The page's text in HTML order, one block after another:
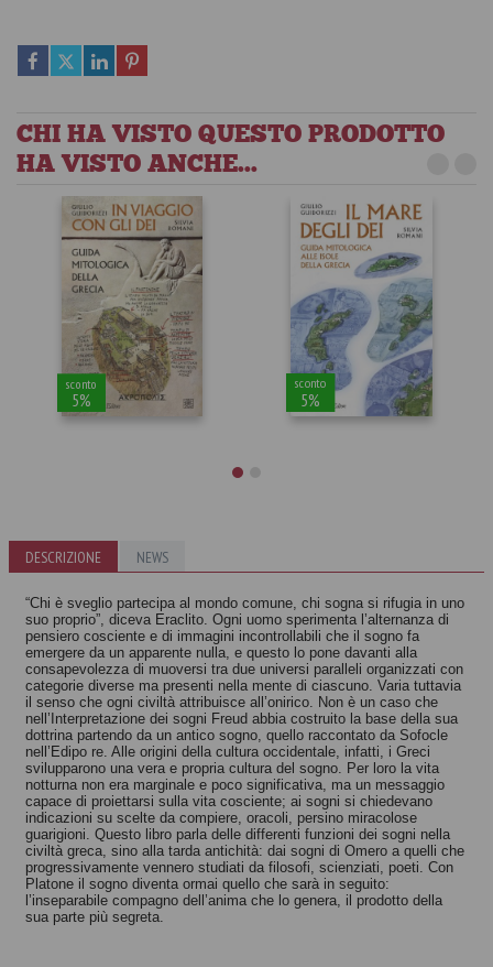
CHI HA VISTO QUESTO PRODOTTO
HA VISTO ANCHE...
sconto
5%
In viaggio con
gli dei
Autori vari
sconto
5%
Il mare degli dei
Autori vari
DESCRIZIONE NEWS
“Chi è sveglio partecipa al mondo comune, chi sogna si rifugia in uno
suo proprio”, di­ce­va Eraclito. Ogni uomo sperimenta l’alternanza di
pensiero cosciente e di immagini incontrollabili che il sogno fa
emergere da un apparente nulla, e questo lo pone davanti alla
consapevolezza di muoversi tra due universi paralleli organizzati con
categorie diverse ma presenti nella mente di ciascuno. Varia tuttavia
il senso che ogni civiltà attribuisce all’onirico. Non è un caso che
nell’Interpretazione dei sogni Freud abbia costruito la base della sua
dottrina partendo da un antico sogno, quello raccontato da Sofocle
nell’Edipo re. Alle origini della cultura occidentale, infatti, i Greci
svilupparono una vera e propria cultura del sogno. Per loro la vita
notturna non era marginale e poco significativa, ma un messaggio
capace di proiettarsi sulla vita cosciente; ai sogni si chiedevano
indicazioni su scelte da compiere, oracoli, persino miracolose
guarigioni. Questo libro parla delle differenti funzioni dei sogni nella
civiltà greca, sino alla tarda antichità: dai sogni di Omero a quelli che
progressivamente vennero studiati da filosofi, scienziati, poeti. Con
Platone il sogno diventa ormai quello che sarà in seguito:
l’inseparabile compagno dell’anima che lo genera, il prodotto della
sua parte più segreta.